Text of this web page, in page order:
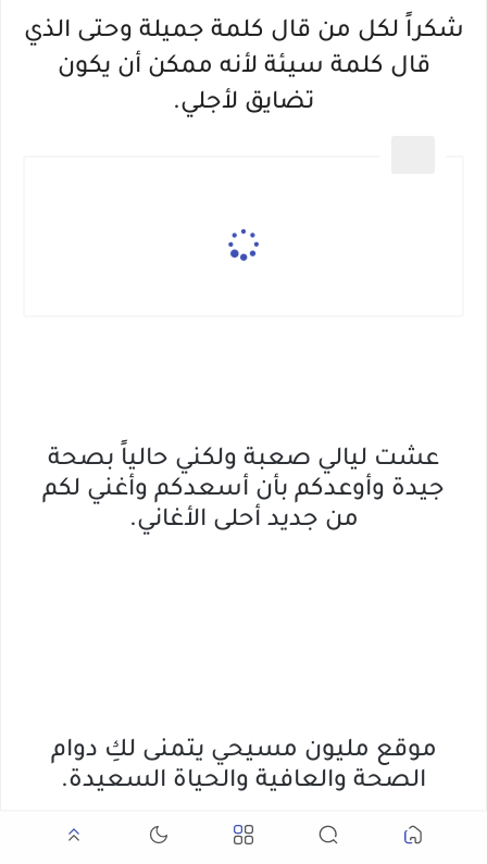
شكراً لكل من قال كلمة جميلة وحتى الذي
قال كلمة سيئة لأنه ممكن أن يكون
تضايق لأجلي.
عشت ليالي صعبة ولكني حالياً بصحة
جيدة وأوعدكم بأن أسعدكم وأغني لكم
من جديد أحلى الأغاني.
موقع مليون مسيحي يتمنى لكِ دوام
الصحة والعافية والحياة السعيدة.